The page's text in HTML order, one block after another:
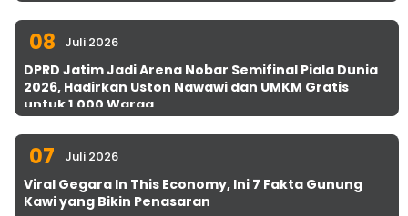
08 Juli 2026
DPRD Jatim Jadi Arena Nobar Semifinal Piala Dunia
2026, Hadirkan Uston Nawawi dan UMKM Gratis
untuk 1.000 Warga
07 Juli 2026
Viral Gegara In This Economy, Ini 7 Fakta Gunung
Kawi yang Bikin Penasaran